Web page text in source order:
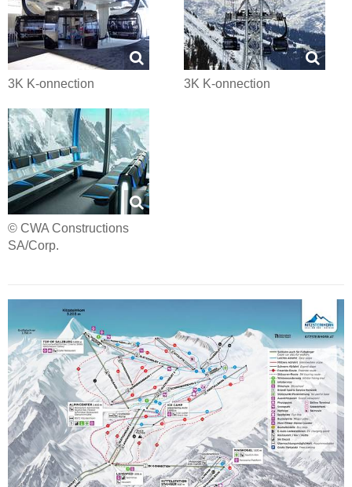
3K K-onnection 3K K-onnection
© CWA Constructions
SA/Corp.